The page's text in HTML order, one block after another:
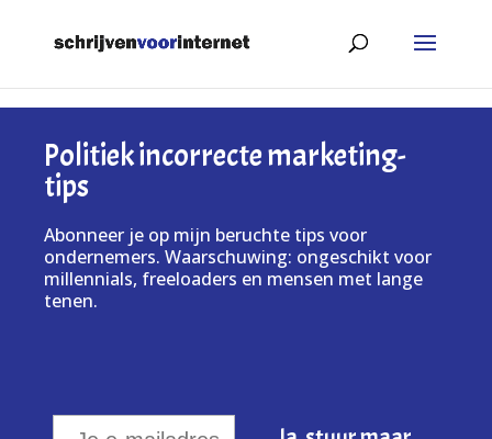
Politiek incorrecte marketing-
tips
Abonneer je op mijn beruchte tips voor
ondernemers. Waarschuwing: ongeschikt voor
millennials, freeloaders en mensen met lange
tenen.